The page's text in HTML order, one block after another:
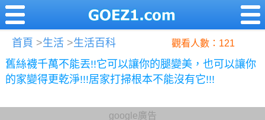
首頁 >生活 >生活百科 觀看人數：121
舊絲襪千萬不能丟!!它可以讓你的腿變美，也可以讓你
的家變得更乾淨!!!居家打掃根本不能沒有它!!!
google廣告